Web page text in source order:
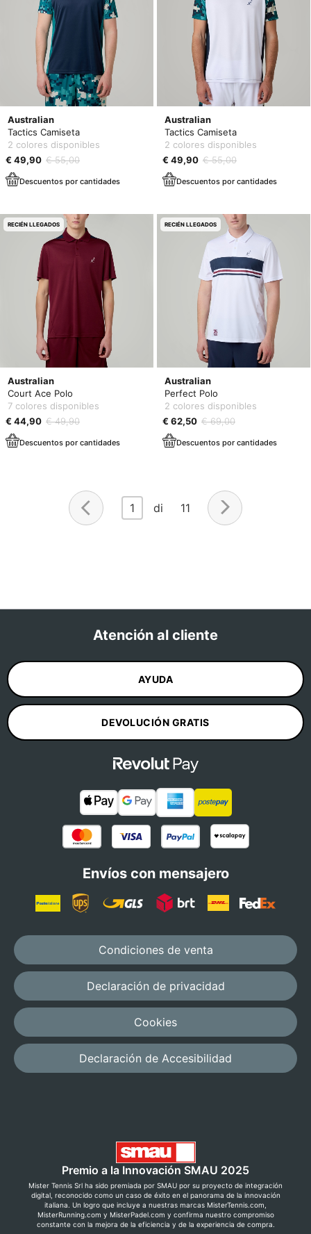
Australian
Tactics Camiseta
2 colores disponibles
€ 49,90 € 55,00
Descuentos por cantidades
Australian
Tactics Camiseta
2 colores disponibles
€ 49,90 € 55,00
Descuentos por cantidades
Australian
Court Ace Polo
7 colores disponibles
€ 44,90 € 49,90
Descuentos por cantidades
RECIÉN LLEGADOS
Australian
Perfect Polo
2 colores disponibles
€ 62,50 € 69,00
Descuentos por cantidades
RECIÉN LLEGADOS
1 di 11
Atención al cliente
AYUDA
DEVOLUCIÓN GRATIS
Envíos con mensajero
Condiciones de venta
Declaración de privacidad
Cookies
Declaración de Accesibilidad
Premio a la Innovación SMAU 2025
Mister Tennis Srl ha sido premiada por SMAU por su proyecto de integración
digital, reconocido como un caso de éxito en el panorama de la innovación
italiana. Un logro que incluye a nuestras marcas MisterTennis.com,
MisterRunning.com y MisterPadel.com y confirma nuestro compromiso
constante con la mejora de la eficiencia y de la experiencia de compra.